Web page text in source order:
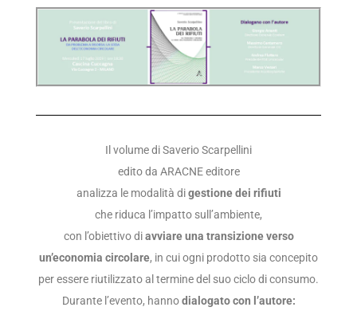
Il volume di Saverio Scarpellini
edito da ARACNE editore
analizza le modalità digestione dei rifiuti
che riduca l’impatto sull’ambiente,
con l’obiettivo diavviare una transizione verso
un’economia circolare, in cui ogni prodotto sia concepito
per essere riutilizzato al termine del suo ciclo di consumo.
Durante l’evento, hannodialogato con l’autore: